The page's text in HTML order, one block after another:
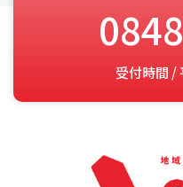
受付時間 /